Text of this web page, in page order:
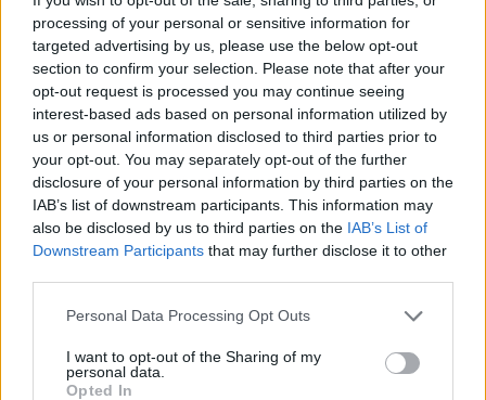
processing of your personal or sensitive information for
targeted advertising by us, please use the below opt-out
section to confirm your selection. Please note that after your
opt-out request is processed you may continue seeing
interest-based ads based on personal information utilized by
us or personal information disclosed to third parties prior to
your opt-out. You may separately opt-out of the further
disclosure of your personal information by third parties on the
IAB’s list of downstream participants. This information may
also be disclosed by us to third parties on the IAB’s List of
Downstream Participants that may further disclose it to other
Personal Data Processing Opt Outs
I want to opt-out of the Sharing of my
personal data.
Opted In
Εθνική Παίδων: Κόντρα στο Ισραήλ για την πρώτη νίκη στο
Ευρωμπάσκετ U16 (live stream)
Εθνική Κορασίδων: Απέναντι
Ευρωμπάσκετ (live stream)
Fourlis: Συμφωνία για την
πώληση συμμετοχής στο Sofia
South Ring Mall έναντι 49,35
εκατ. ευρώ